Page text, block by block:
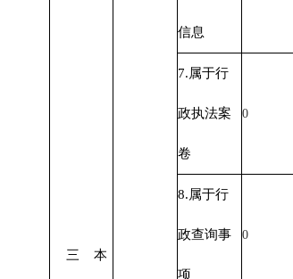
三 本
信息
7.属于行
政执法案
卷
0
8.属于行
政查询事
项
0